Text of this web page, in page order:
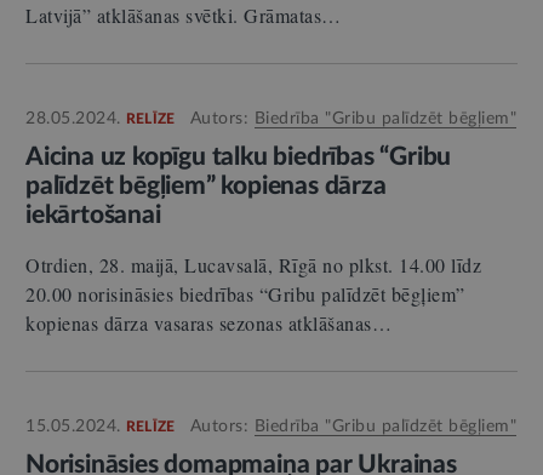
Latvijā” atklāšanas svētki. Grāmatas…
28.05.2024. RELĪZE Autors: Biedrība "Gribu palīdzēt bēgļiem"
Aicina uz kopīgu talku biedrības “Gribu
palīdzēt bēgļiem” kopienas dārza
iekārtošanai
Otrdien, 28. maijā, Lucavsalā, Rīgā no plkst. 14.00 līdz
20.00 norisināsies biedrības “Gribu palīdzēt bēgļiem”
kopienas dārza vasaras sezonas atklāšanas…
15.05.2024. RELĪZE Autors: Biedrība "Gribu palīdzēt bēgļiem"
Norisināsies domapmaiņa par Ukrainas